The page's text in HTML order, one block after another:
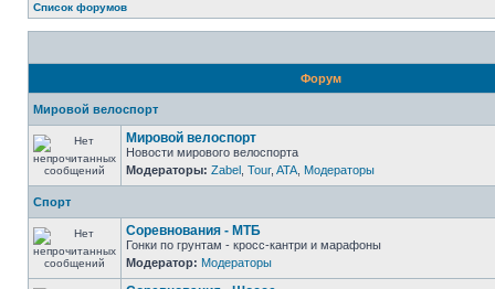
Список форумов
Форум
Мировой велоспорт
Мировой велоспорт
Новости мирового велоспорта
Модераторы: Zabel Tour, ATA Модераторы
Спорт
Соревнования - МТБ
Гонки по грунтам - кросс-кантри и марафоны
Модератор: Модераторы